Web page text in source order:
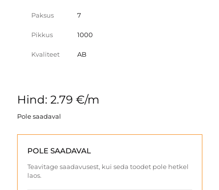
Paksus 7
Pikkus 1000
Kvaliteet AB
Hind: 2.79 €/m
Pole saadaval
POLE SAADAVAL
Teavitage saadavusest, kui seda toodet pole hetkel
laos.